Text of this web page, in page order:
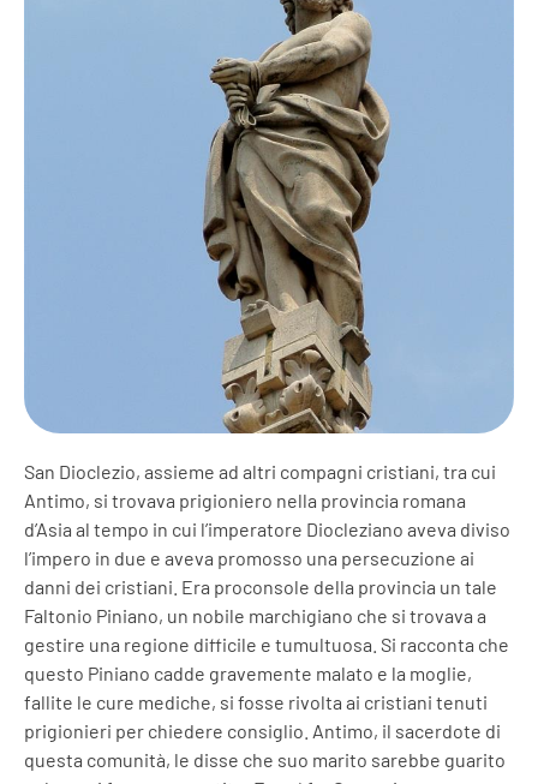
San Dioclezio, assieme ad altri compagni cristiani, tra cui
Antimo, si trovava prigioniero nella provincia romana
d’Asia al tempo in cui l’imperatore Diocleziano aveva diviso
l’impero in due e aveva promosso una persecuzione ai
danni dei cristiani. Era proconsole della provincia un tale
Faltonio Piniano, un nobile marchigiano che si trovava a
gestire una regione difficile e tumultuosa. Si racconta che
questo Piniano cadde gravemente malato e la moglie,
fallite le cure mediche, si fosse rivolta ai cristiani tenuti
prigionieri per chiedere consiglio. Antimo, il sacerdote di
questa comunità, le disse che suo marito sarebbe guarito